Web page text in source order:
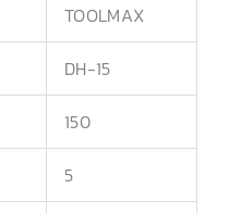
TOOLMAX
DH-15
150
5